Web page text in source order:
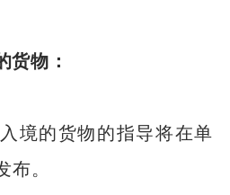
货物：
境的货物的指导将在单
。